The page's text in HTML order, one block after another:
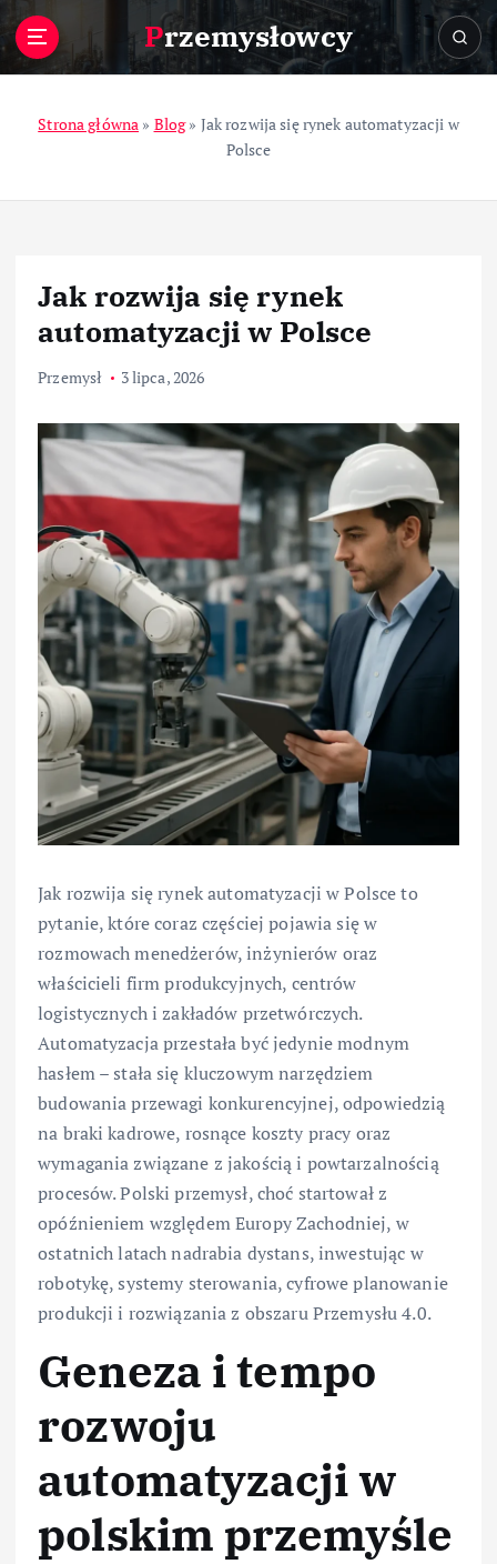
Przemysłowcy
Strona główna » Blog» Jak rozwija się rynek automatyzacji w
Polsce
Jak rozwija się rynek
automatyzacji w Polsce
Przemysł 3 lipca, 2026
Jak rozwija się rynek automatyzacji w Polsce to
pytanie, które coraz częściej pojawia się w
rozmowach menedżerów, inżynierów oraz
właścicieli firm produkcyjnych, centrów
logistycznych i zakładów przetwórczych.
Automatyzacja przestała być jedynie modnym
hasłem – stała się kluczowym narzędziem
budowania przewagi konkurencyjnej, odpowiedzią
na braki kadrowe, rosnące koszty pracy oraz
wymagania związane z jakością i powtarzalnością
procesów. Polski przemysł, choć startował z
opóźnieniem względem Europy Zachodniej, w
ostatnich latach nadrabia dystans, inwestując w
robotykę, systemy sterowania, cyfrowe planowanie
produkcji i rozwiązania z obszaru Przemysłu 4.0.
Geneza i tempo
rozwoju
automatyzacji w
polskim przemyśle